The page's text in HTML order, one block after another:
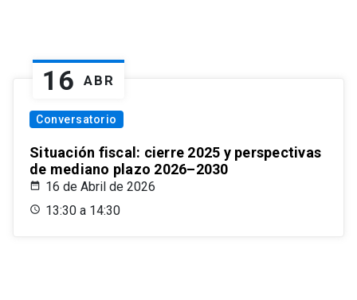
16 ABR
Conversatorio
Situación fiscal: cierre 2025 y perspectivas
de mediano plazo 2026–2030
16 de Abril de 2026
13:30 a 14:30